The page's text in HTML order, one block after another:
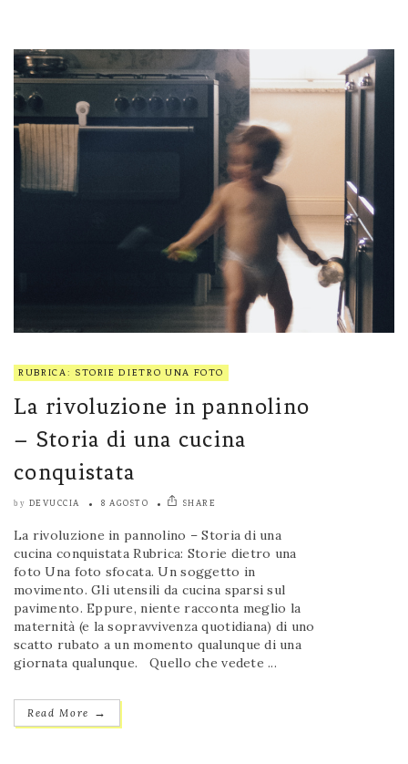
RUBRICA: STORIE DIETRO UNA FOTO
La rivoluzione in pannolino
– Storia di una cucina
conquistata
by DEVUCCIA 8 AGOSTO SHARE
La rivoluzione in pannolino – Storia di una
cucina conquistata Rubrica: Storie dietro una
foto Una foto sfocata. Un soggetto in
movimento. Gli utensili da cucina sparsi sul
pavimento. Eppure, niente racconta meglio la
maternità (e la sopravvivenza quotidiana) di uno
scatto rubato a un momento qualunque di una
giornata qualunque. Quello che vedete ...
Read More →